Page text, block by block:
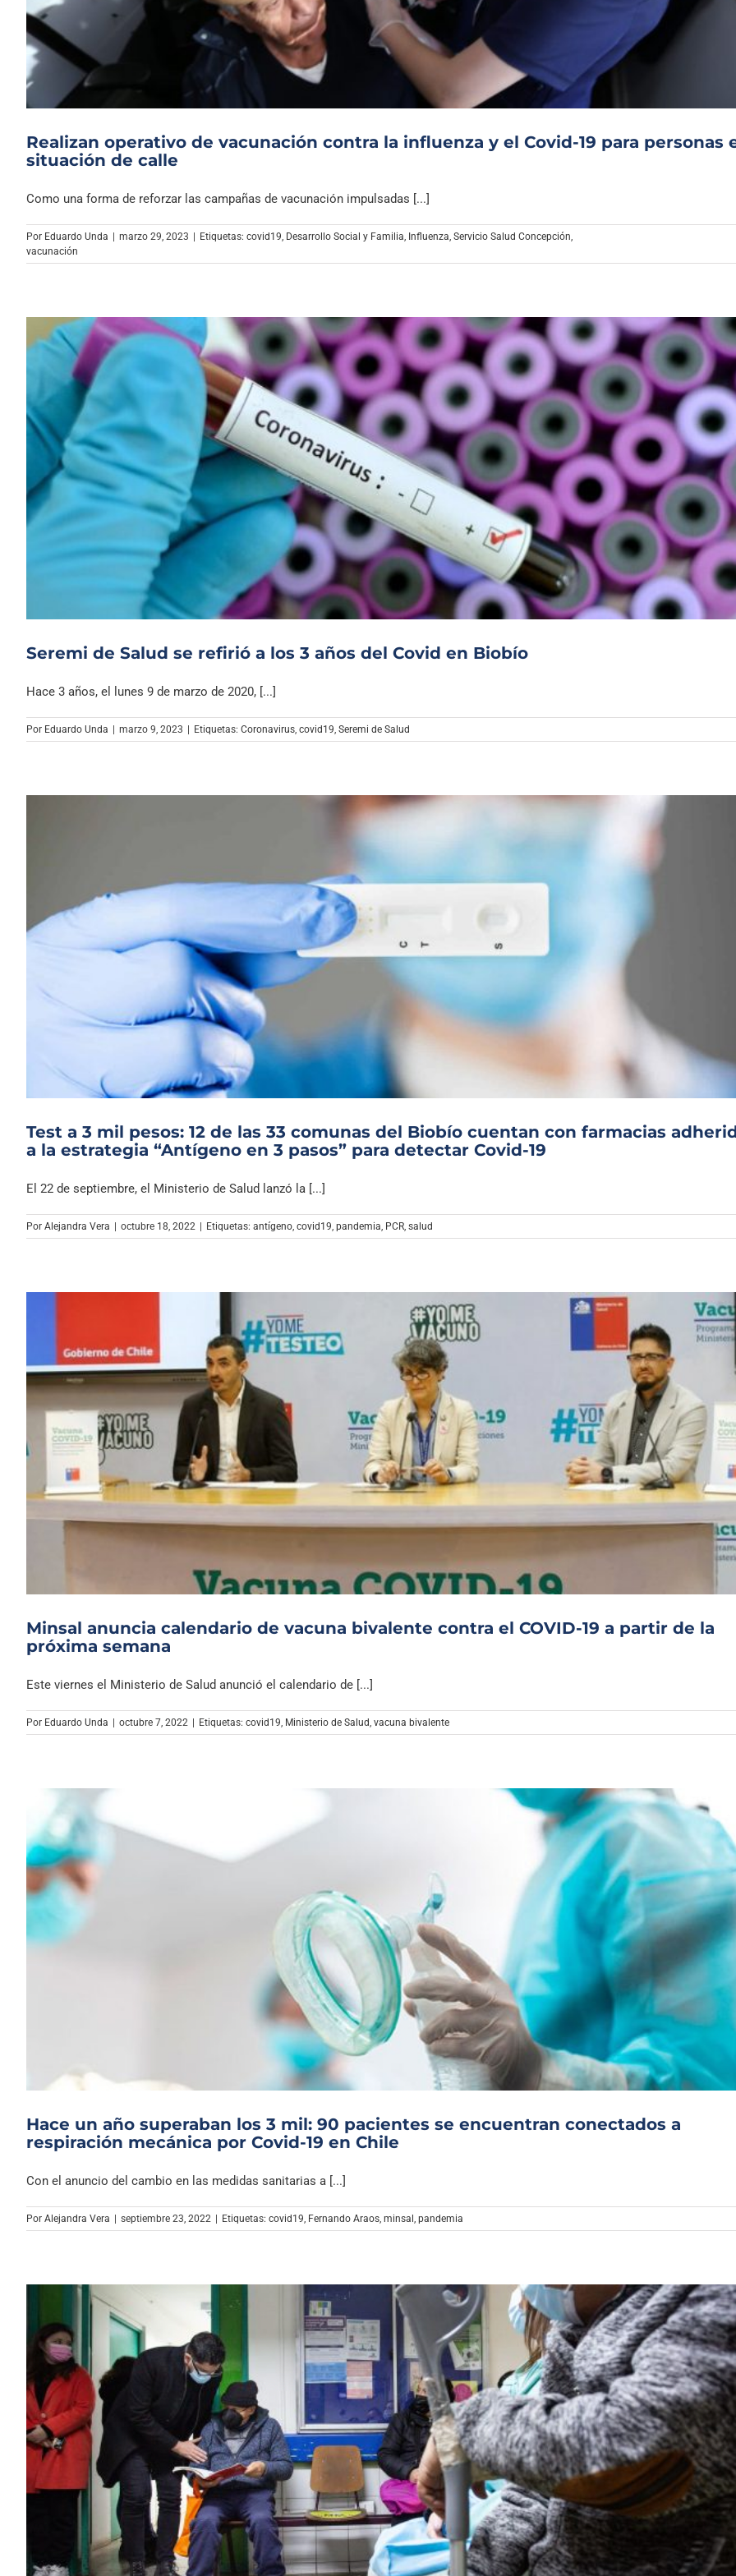
Realizan operativo de vacunación contra la influenza y el Covid-19 para personas
situación de calle
Como una forma de reforzar las campañas de vacunación impulsadas [...]
Por Eduardo Unda marzo 29, 2023 Etiquetas: covid19, Desarrollo Social y Familia, Influenza, Servicio Salud Concepción,
vacunación
Seremi de Salud se refirió a los 3 años del Covid en Biobío
Hace 3 años, el lunes 9 de marzo de 2020, [...]
Por Eduardo Unda marzo 9, 2023 Etiquetas: Coronavirus, covid19, Seremi de Salud
Test a 3 mil pesos: 12 de las 33 comunas del Biobío cuentan con farmacias
a la estrategia “Antígeno en 3 pasos” para detectar Covid-19
El 22 de septiembre, el Ministerio de Salud lanzó la [...]
Por Alejandra Vera | octubre 18, 2022 | Etiquetas: antígeno covid19 pandemia PCR salud
Minsal anuncia calendario de vacuna bivalente contra el COVID-19 a partir de la
próxima semana
Este viernes el Ministerio de Salud anunció el calendario de [...]
Por Eduardo Unda | octubre 7, 2022 | Etiquetas: covid19 Ministerio de Salud vacuna bivalente
Hace un año superaban los 3 mil: 90 pacientes se encuentran conectados a
respiración mecánica por Covid-19 en Chile
Con el anuncio del cambio en las medidas sanitarias a [...]
Por Alejandra Vera septiembre 23, 2022 Etiquetas: covid19, Fernando Araos, minsal , pandemia